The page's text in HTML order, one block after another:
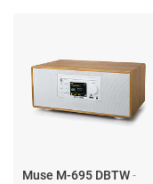
Muse M-695 DBTW-